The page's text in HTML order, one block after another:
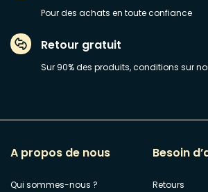
Pour des achats en toute confiance
Retour gratuit
Sur 90% des produits, conditions sur
A propos de nous
Qui sommes-nous ?
Besoin
Retours